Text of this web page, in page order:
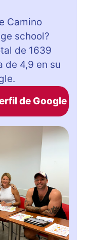
Camino
school?
de 1639
de 4,9 en su
de Google